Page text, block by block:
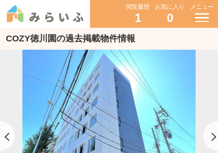
閲覧履歴
1
お気に入り
0
メニュー
COZY徳川園の過去掲載物件情報